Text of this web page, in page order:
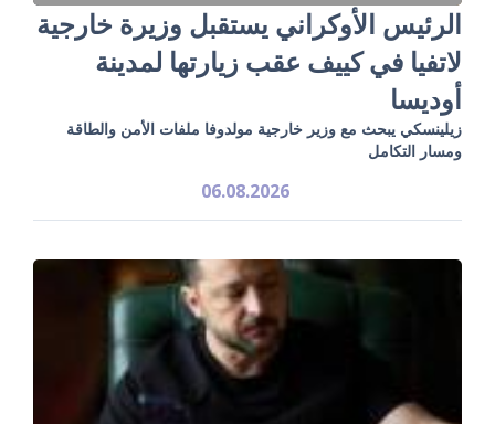
الرئيس الأوكراني يستقبل وزيرة خارجية
لاتفيا في كييف عقب زيارتها لمدينة
أوديسا
زيلينسكي يبحث مع وزير خارجية مولدوفا ملفات الأمن والطاقة
ومسار التكامل
06.08.2026